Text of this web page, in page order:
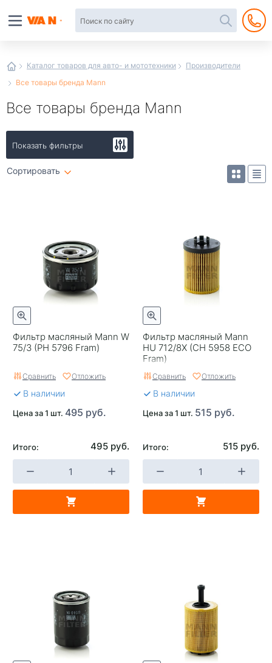
Каталог товаров для авто- и мототехники
Производители
Все товары бренда Mann
Все товары бренда Mann
Показать фильтры
Сортировать
Фильтр масляный Mann W
75/3 (PH 5796 Fram)
Сравнить Отложить
В наличии
Цена за 1 шт. 495 руб.
Итого: 495 руб.
Фильтр масляный Mann
HU 712/8X (CH 5958 ECO
Fram)
Сравнить Отложить
В наличии
Цена за 1 шт. 515 руб.
Итого: 515 руб.
интернет-